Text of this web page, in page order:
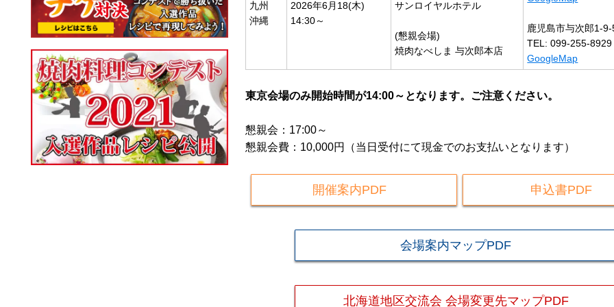
九州
沖縄
2026年6月18(木)
14:30～
サンロイヤルホテル
(懇親会場)
焼肉なべしま 与次郎本店
鹿児島市与次郎1-
TEL: 099-255-8929
GoogleMap
東京会場のみ開始時間が14:00～となります。ご注意ください。
懇親会：17:00～
懇親会費：10,000円（当日受付にて現金でのお支払いとなります）
開催案内PDF 申込書PDF
会場案内マップPDF
北海道地区交流会 会場変更先マップPDF